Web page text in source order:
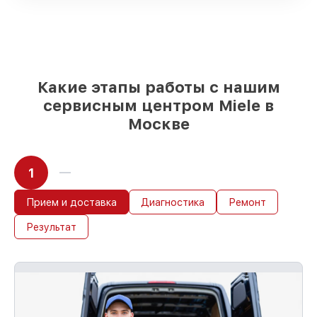
немедленном начале работ
Какие этапы работы с нашим
сервисным центром Miele в
Москве
1
Прием и доставка Диагностика Ремонт
Результат